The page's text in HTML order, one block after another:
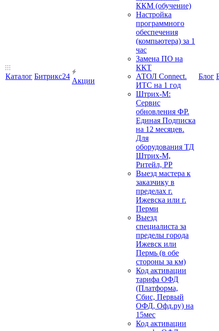
Каталог Битрикс24
Акции
ККМ (обучение)
Настройка
программного
обеспечения
(компьютера) за 1
час
Замена ПО на
ККТ
АТОЛ Connect.
ИТС на 1 год
Штрих-М:
Сервис
обновления ФР.
Единая Подписка
на 12 месяцев.
Для
оборудования ТД
Штрих-М,
Ритейл, РР
Выезд мастера к
заказчику в
пределах г.
Ижевска или г.
Перми
Выезд
специалиста за
пределы города
Ижевск или
Пермь (в обе
стороны за км)
Код активации
тарифа ОФД
(Платформа,
Сбис, Первый
ОФД, Офд.ру) на
15мес
Код активации
Блог